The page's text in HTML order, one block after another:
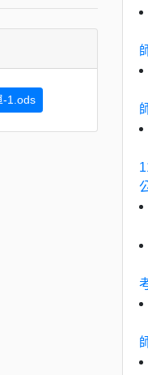
-1.ods